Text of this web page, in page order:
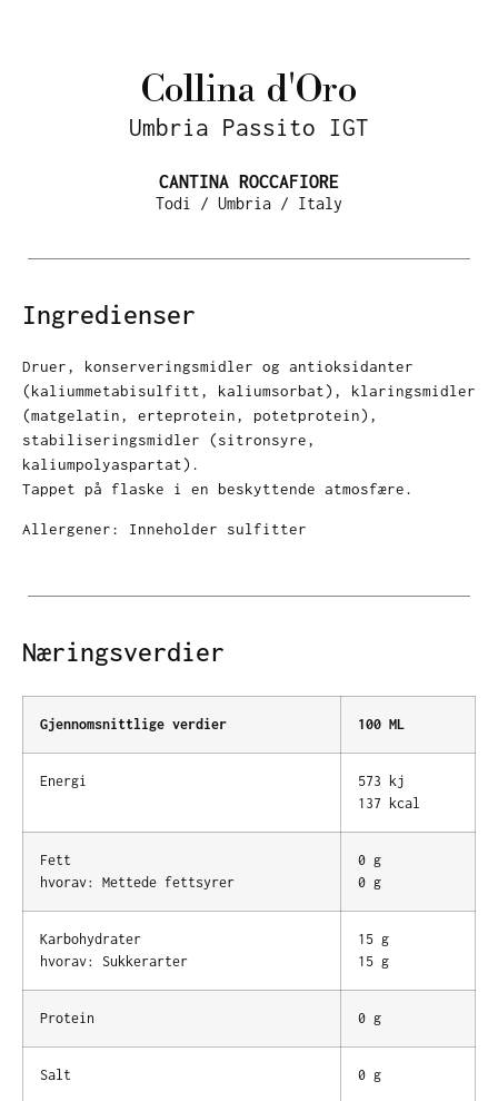
Collina d'Oro
Umbria Passito IGT
CANTINA ROCCAFIORE
Todi / Umbria / Italy
Ingredienser
Druer, konserveringsmidler og antioksidanter
(kaliummetabisulfitt, kaliumsorbat), klaringsmidler
(matgelatin, erteprotein, potetprotein),
stabiliseringsmidler (sitronsyre,
kaliumpolyaspartat).
Tappet på flaske i en beskyttende atmosfære.
Allergener: Inneholder sulfitter
Næringsverdier
Gjennomsnittlige verdier 100 ML
Energi
573 kj
137 kcal
Fett
hvorav: Mettede fettsyrer
0 g
0 g
Karbohydrater
hvorav: Sukkerarter
15 g
15 g
Protein 0 g
Salt 0 g